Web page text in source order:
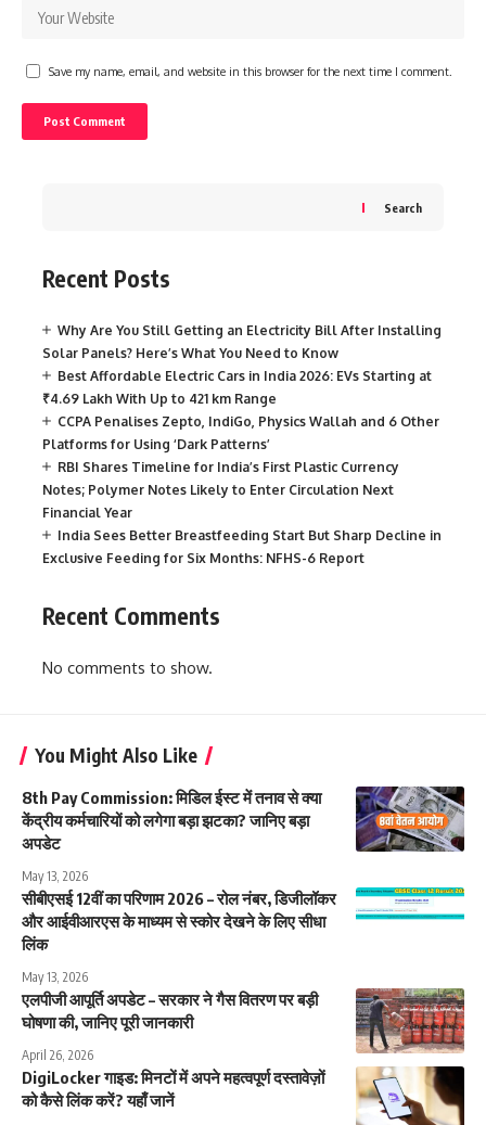
Save my name, email, and website in this browser for the next time I comment.
Search
Recent Posts
Why Are You Still Getting an Electricity Bill After Installing
Solar Panels? Here’s What You Need to Know
Best Affordable Electric Cars in India 2026: EVs Starting at
₹4.69 Lakh With Up to 421 km Range
CCPA Penalises Zepto, IndiGo, Physics Wallah and 6 Other
Platforms for Using ‘Dark Patterns’
RBI Shares Timeline for India’s First Plastic Currency
Notes; Polymer Notes Likely to Enter Circulation Next
Financial Year
India Sees Better Breastfeeding Start But Sharp Decline in
Exclusive Feeding for Six Months: NFHS-6 Report
Recent Comments
No comments to show.
You Might Also Like
8th Pay Commission: मिडिल ईस्ट में तनाव से क्या
केंद्रीय कर्मचारियों को लगेगा बड़ा झटका? जानिए बड़ा
अपडेट
May 13, 2026
सीबीएसई 12वीं का परिणाम 2026 – रोल नंबर, डिजीलॉकर
और आईवीआरएस के माध्यम से स्कोर देखने के लिए सीधा
लिंक
May 13, 2026
एलपीजी आपूर्ति अपडेट – सरकार ने गैस वितरण पर बड़ी
घोषणा की, जानिए पूरी जानकारी
April 26, 2026
DigiLocker गाइड: मिनटों में अपने महत्वपूर्ण दस्तावेज़ों
को कैसे लिंक करें? यहाँ जानें